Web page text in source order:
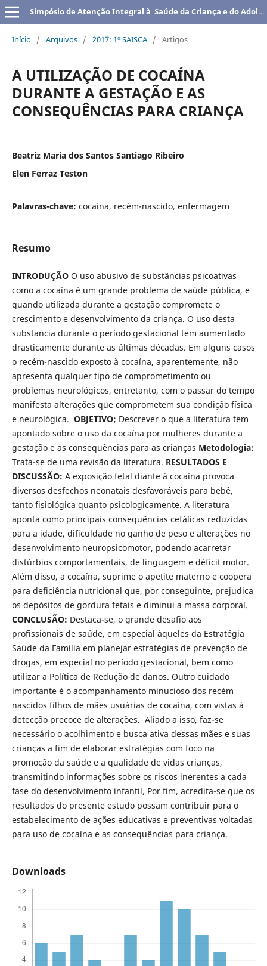
Simpósio de Atenção Integral à Saúde da Criança e do Adolescente
Início / Arquivos / 2017: 1º SAISCA / Artigos
A UTILIZAÇÃO DE COCAÍNA
DURANTE A GESTAÇÃO E AS
CONSEQUÊNCIAS PARA CRIANÇA
Beatriz Maria dos Santos Santiago Ribeiro
Elen Ferraz Teston
Palavras-chave: cocaína, recém-nascido, enfermagem
Resumo
INTRODUÇÃOO uso abusivo de substâncias psicoativas
como a cocaína é um grande problema de saúde pública, e
quando utilizada durante a gestação compromete o
crescimento e desenvolvimento da criança. O uso desta
substancia durante o período gestacional tem aumentado
drasticamente durante as últimas décadas. Em alguns casos
o recém-nascido exposto à cocaína, aparentemente, não
apresenta qualquer tipo de comprometimento ou
problemas neurológicos, entretanto, com o passar do tempo
manifesta alterações que comprometem sua condição física
e neurológica. OBJETIVO; Descrever o que a literatura tem
apontado sobre o uso da cocaína por mulheres durante a
gestação e as consequências para as crianças Metodologia:
Trata-se de uma revisão da literatura. RESULTADOS E
DISCUSSÃO: A exposição fetal diante à cocaína provoca
diversos desfechos neonatais desfavoráveis para bebê,
tanto fisiológica quanto psicologicamente. A literatura
aponta como principais consequências cefálicas reduzidas
para a idade, dificuldade no ganho de peso e alterações no
desenvolvimento neuropsicomotor, podendo acarretar
distúrbios comportamentais, de linguagem e déficit motor.
Além disso, a cocaína, suprime o apetite materno e coopera
para deficiência nutricional que, por conseguinte, prejudica
os depósitos de gordura fetais e diminui a massa corporal.
CONCLUSÃO: Destaca-se, o grande desafio aos
profissionais de saúde, em especial àqueles da Estratégia
Saúde da Família em planejar estratégias de prevenção de
drogas, em especial no período gestacional, bem como
utilizar a Política de Redução de danos. Outro cuidado
importante é o acompanhamento minucioso dos recém
nascidos filhos de mães usuárias de cocaína, com vistas à
detecção precoce de alterações. Aliado a isso, faz-se
necessário o acolhimento e busca ativa dessas mães e suas
crianças a fim de elaborar estratégias com foco na
promoção da saúde e a qualidade de vidas crianças,
transmitindo informações sobre os riscos inerentes a cada
fase do desenvolvimento infantil, Por fim, acredita-se que os
resultados do presente estudo possam contribuir para o
estabelecimento de ações educativas e preventivas voltadas
para uso de cocaína e as consequências para criança.
Downloads